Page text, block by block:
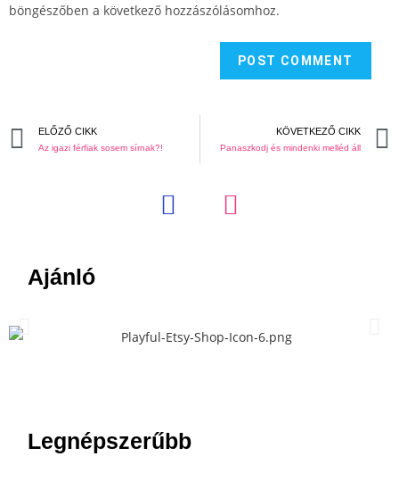
böngészőben a következő hozzászólásomhoz.
ELŐZŐ CIKK
Az igazi férfiak sosem sírnak?!
KÖVETKEZŐ CIKK
Panaszkodj és mindenki melléd áll
Ajánló
Legnépszerűbb